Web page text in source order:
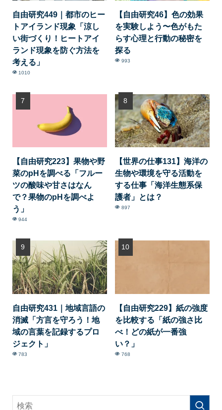
自由研究449｜都市のヒー
トアイランド現象「涼し
い街づくり！ヒートアイ
ランド現象を防ぐ方法を
考える」
1010
【自由研究46】色の効果
を実験しよう〜色がもた
らす心理と行動の秘密を
探る
993
【自由研究223】果物や野
菜のpHを調べる「フルー
ツの酸味や甘さはなん
で？果物のpHを調べよ
う」
944
【世界の仕事131】海洋の
生物や環境を守る活動を
する仕事「海洋生態系保
護者」とは？
897
自由研究431｜地域言語の
消滅「方言を守ろう！地
域の言葉を記録するプロ
ジェクト」
783
【自由研究229】紙の強度
を比較する「紙の強さ比
べ！どの紙が一番強
い？」
768